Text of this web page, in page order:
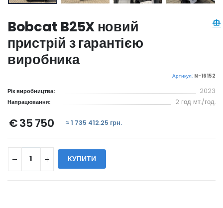
Bobcat B25X новий
пристрій з гарантією
виробника
Артикул: N-16152
Рік виробництва: 2023
Напрацювання: 2 год мт./год.
€ 35 750 ≈ 1 735 412.25 грн.
КУПИТИ